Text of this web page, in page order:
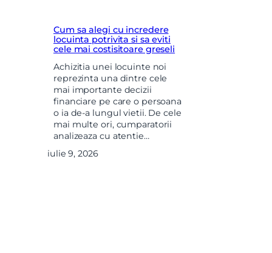
Cum sa alegi cu incredere
locuinta potrivita si sa eviti
cele mai costisitoare greseli
Achizitia unei locuinte noi
reprezinta una dintre cele
mai importante decizii
financiare pe care o persoana
o ia de-a lungul vietii. De cele
mai multe ori, cumparatorii
analizeaza cu atentie…
iulie 9, 2026